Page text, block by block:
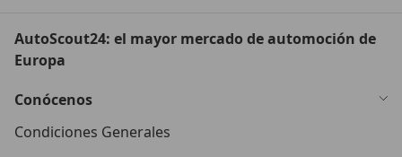
AutoScout24: el mayor mercado de automoción de
Europa
Conócenos
Condiciones Generales